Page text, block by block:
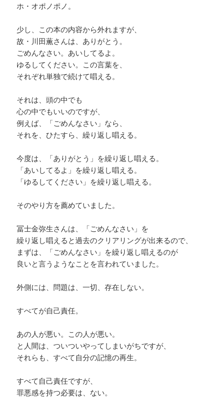
ホ・オポノポノ。
少し、この本の内容から外れますが、
故・川田薫さんは、ありがとう。
ごめんなさい。あいしてるよ。
ゆるしてください。この言葉を、
それぞれ単独で続けて唱える。
それは、頭の中でも
心の中でもいいのですが、
例えば、「ごめんなさい」なら、
それを、ひたすら、繰り返し唱える。
今度は、「ありがとう」を繰り返し唱える。
「あいしてるよ」を繰り返し唱える。
「ゆるしてください」を繰り返し唱える。
そのやり方を薦めていました。
冨士金弥生さんは、「ごめんなさい」を
繰り返し唱えると過去のクリアリングが出来るので、
まずは、「ごめんなさい」を繰り返し唱えるのが
良いと言うようなことを言われていました。
外側には、問題は、一切、存在しない。
すべてが自己責任。
あの人が悪い。この人が悪い。
と人間は、ついついやってしまいがちですが、
それらも、すべて自分の記憶の再生。
すべて自己責任ですが、
罪悪感を持つ必要は、ない。